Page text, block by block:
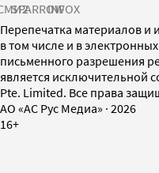
SPARROWINFOX
Перепечатка материалов
в том числе и в
письменного разрешения
является исключительной
Pte. Limited. Все права
AO «АС Рус Медиа» · 2026
16+